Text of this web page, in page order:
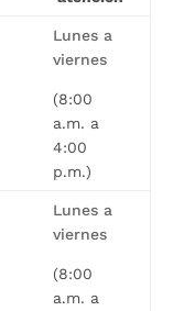
Lunes a
viernes
(8:00
a.m. a
4:00
p.m.)
Lunes a
viernes
(8:00
a.m. a